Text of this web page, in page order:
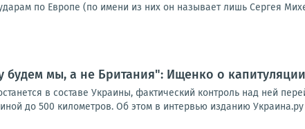
по Европе (по имени из них он называет лишь Сергея
будем мы, а не Британия": Ищенко о
в составе Украины, фактический контроль над ней
до 500 километров. Об этом в интервью изданию